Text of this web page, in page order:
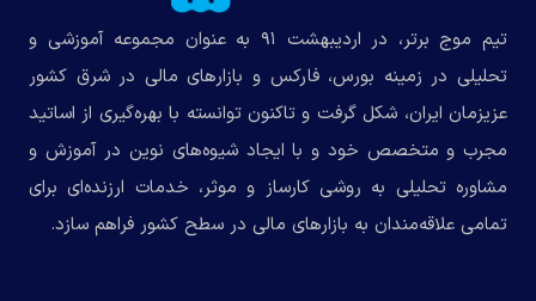
تیم موج برتر، در اردیبهشت ۹۱ به عنوان مجموعه‌ آموزشی و
تحلیلی در زمینه بورس، فارکس و بازارهای مالی در شرق کشور
عزیزمان ایران، شکل گرفت و تاکنون توانسته با بهره‌گیری از اساتید
مجرب و متخصص خود و با ایجاد شیوه‌های نوین در آموزش و
مشاوره تحلیلی به روشی کارساز و موثر، خدمات ارزنده‌ای برای
تمامی علاقه‌مندان به بازارهای مالی در سطح کشور فراهم سازد.